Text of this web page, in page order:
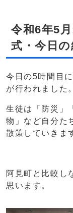
令和6年5
式・今日
今日の5時間目
が行われました。
生徒は「防災」
物」など自分た
散策していきま
阿見町と比較し
思います。